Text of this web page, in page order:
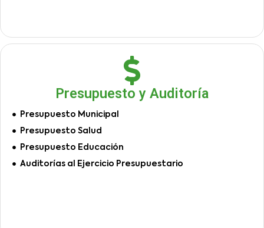
Presupuesto y Auditoría
Presupuesto Municipal
Presupuesto Salud
Presupuesto Educación
Auditorías al Ejercicio Presupuestario